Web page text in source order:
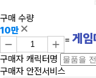
구매 수량
10만
= 게임
구매자 캐릭터명
구매자 안전서비스